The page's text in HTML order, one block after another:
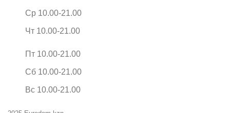
Ср 10.00-21.00
Чт 10.00-21.00
Пт 10.00-21.00
Сб 10.00-21.00
Вс 10.00-21.00